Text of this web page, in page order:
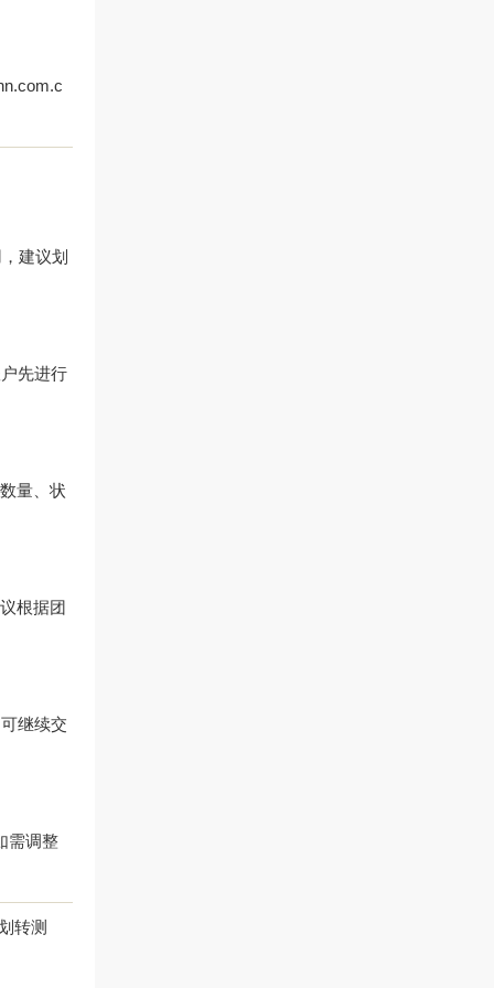
建议划
先进行
量、状
根据团
继续交
需调整
转测